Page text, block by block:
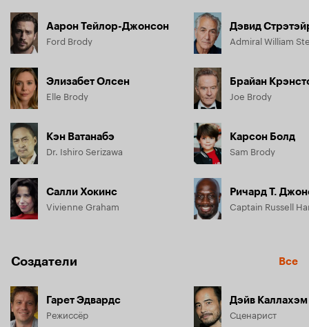
Аарон Тейлор-Джонсон
Ford Brody
Элизабет Олсен
Elle Brody
Кэн Ватанабэ
Dr. Ishiro Serizawa
Салли Хокинс
Vivienne Graham
Дэвид
Admiral William
Брайан
Joe Brody
Карсон Болд
Sam Brody
Ричард Т.
Captain Russell
Создатели Все
Гарет Эдвардс
Режиссёр
Дэйв Каллахэм
Сценарист